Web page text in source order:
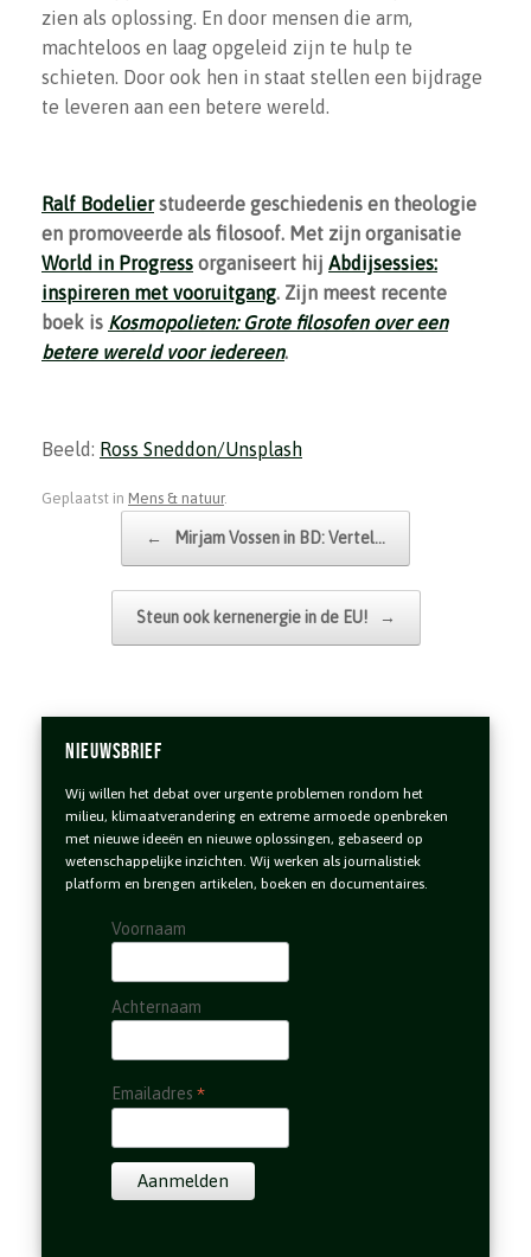
zien als oplossing. En door mensen die arm,
machteloos en laag opgeleid zijn te hulp te
schieten. Door ook hen in staat stellen een bijdrage
te leveren aan een betere wereld.
Ralf Bodelierstudeerde geschiedenis en theologie
en promoveerde als filosoof. Met zijn organisatie
World in Progress organiseert hij Abdijsessies:
inspireren met vooruitgang. Zijn meest recente
boek is Kosmopolieten: Grote filosofen over een
betere wereld voor iedereen.
Beeld: Ross Sneddon/Unsplash
Geplaatst in Mens & natuur.
← Mirjam Vossen in BD: Vertel…
Steun ook kernenergie in de EU! →
Nieuwsbrief
Wij willen het debat over urgente problemen rondom het
milieu, klimaatverandering en extreme armoede openbreken
met nieuwe ideeën en nieuwe oplossingen, gebaseerd op
wetenschappelijke inzichten. Wij werken als journalistiek
platform en brengen artikelen, boeken en documentaires.
Voornaam
Achternaam
Emailadres *